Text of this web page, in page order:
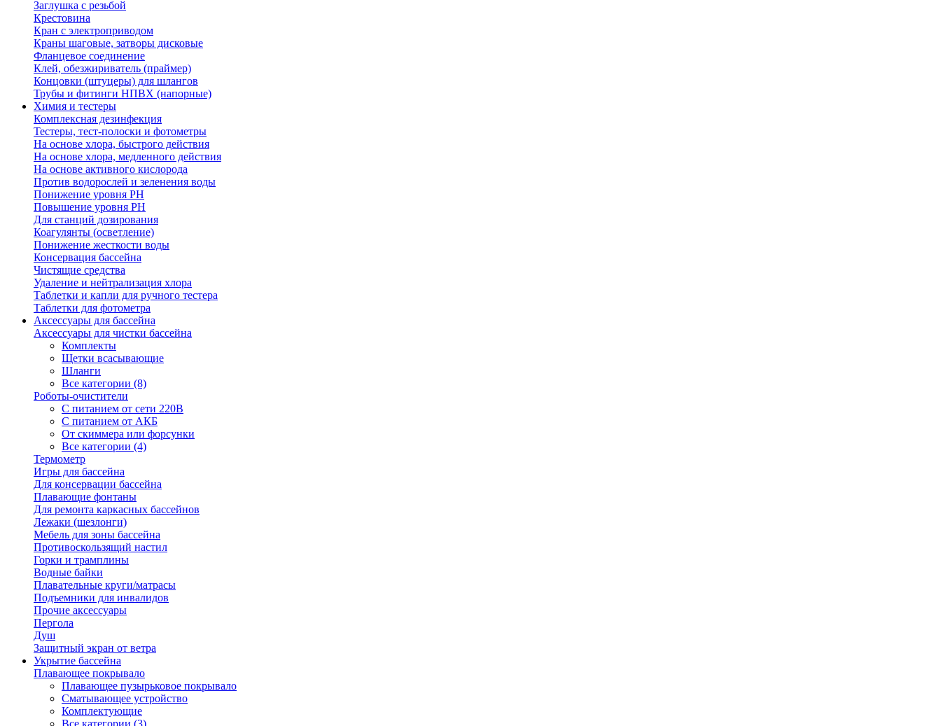
Заглушка с резьбой
Крестовина
Кран с электроприводом
Краны шаговые, затворы дисковые
Фланцевое соединение
Клей, обезжириватель (праймер)
Концовки (штуцеры) для шлангов
Трубы и фитинги НПВХ (напорные)
Химия и тестеры
Комплексная дезинфекция
Тестеры, тест-полоски и фотометры
На основе хлора, быстрого действия
На основе хлора, медленного действия
На основе активного кислорода
Против водорослей и зеленения воды
Понижение уровня РН
Повышение уровня РН
Для станций дозирования
Коагулянты (осветление)
Понижение жесткости воды
Консервация бассейна
Чистящие средства
Удаление и нейтрализация хлора
Таблетки и капли для ручного тестера
Таблетки для фотометра
Аксессуары для бассейна
Аксессуары для чистки бассейна
Комплекты
Щетки всасывающие
Шланги
Все категории (8)
Роботы-очистители
С питанием от сети 220В
С питанием от АКБ
От скиммера или форсунки
Все категории (4)
Термометр
Игры для бассейна
Для консервации бассейна
Плавающие фонтаны
Для ремонта каркасных бассейнов
Лежаки (шезлонги)
Мебель для зоны бассейна
Противоскользящий настил
Горки и трамплины
Водные байки
Плавательные круги/матрасы
Подъемники для инвалидов
Прочие аксессуары
Пергола
Душ
Защитный экран от ветра
Укрытие бассейна
Плавающее покрывало
Плавающее пузырьковое покрывало
Сматывающее устройство
Комплектующие
Все категории (3)